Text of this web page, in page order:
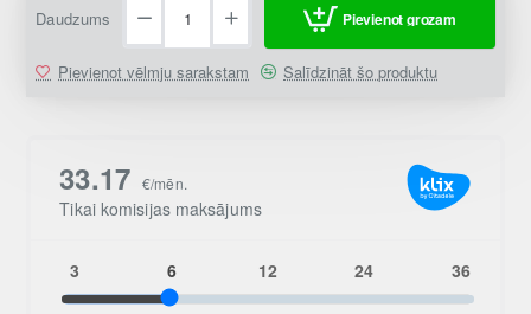
Daudzums Pievienot grozam
Pievienot vēlmju sarakstam Salīdzināt šo produktu